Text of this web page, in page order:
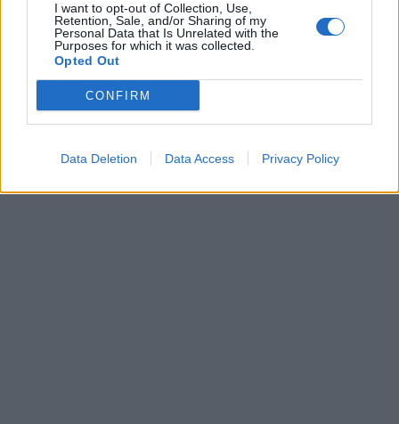
I want to opt-out of Collection, Use,
Retention, Sale, and/or Sharing of my
Personal Data that Is Unrelated with the
Purposes for which it was collected.
Opted Out
CONFIRM
Data Deletion Data Access Privacy Policy